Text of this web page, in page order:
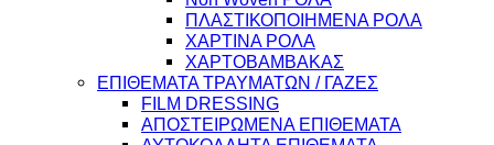
ΠΛΑΣΤΙΚΟΠΟΙΗΜΕΝΑ ΡΟΛΑ
ΧΑΡΤΙΝΑ ΡΟΛΑ
ΧΑΡΤΟΒΑΜΒΑΚΑΣ
ΕΠΙΘΕΜΑΤΑ ΤΡΑΥΜΑΤΩΝ / ΓΑΖΕΣ
FILM DRESSING
ΑΠΟΣΤΕΙΡΩΜΕΝΑ ΕΠΙΘΕΜΑΤΑ